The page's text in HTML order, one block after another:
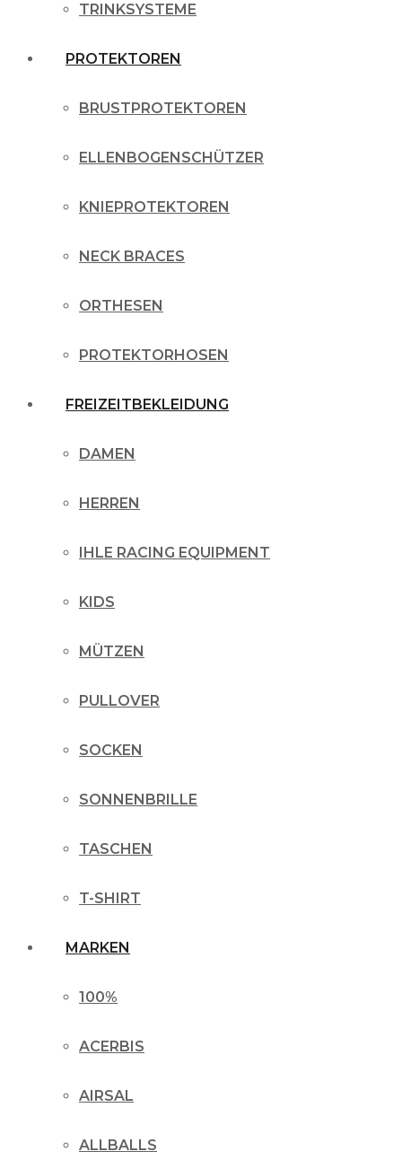
TRINKSYSTEME
PROTEKTOREN
BRUSTPROTEKTOREN
ELLENBOGENSCHÜTZER
KNIEPROTEKTOREN
NECK BRACES
ORTHESEN
PROTEKTORHOSEN
FREIZEITBEKLEIDUNG
DAMEN
HERREN
IHLE RACING EQUIPMENT
KIDS
MÜTZEN
PULLOVER
SOCKEN
SONNENBRILLE
TASCHEN
T-SHIRT
MARKEN
100%
ACERBIS
AIRSAL
ALLBALLS